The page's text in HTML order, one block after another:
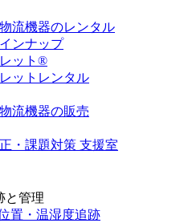
流機器のレンタル
ンナップ
ット®
ットレンタル
流機器の販売
・課題対策 支援室
と管理
置・温湿度追跡